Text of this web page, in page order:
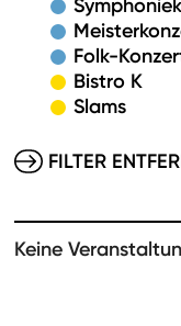
Folk-
Bistro K
Slams
FILTER
Keine